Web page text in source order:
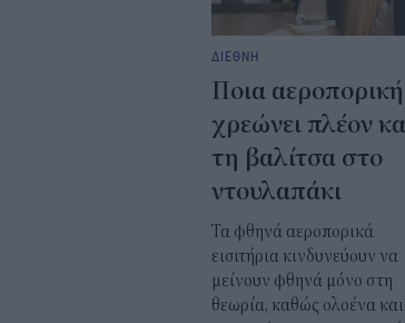
ΔΙΕΘΝΗ
Ποια αεροπορική
χρεώνει πλέον
τη βαλίτσα στο
ντουλαπάκι
Τα φθηνά αεροπορικά
εισιτήρια κινδυνεύουν να
μείνουν φθηνά μόνο στη
θεωρία, καθώς ολοένα και